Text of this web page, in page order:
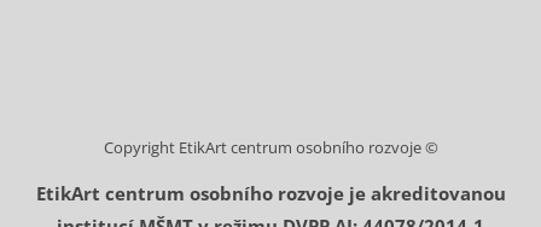
Copyright EtikArt centrum osobního rozvoje ©
EtikArt centrum osobního rozvoje je akreditovanou